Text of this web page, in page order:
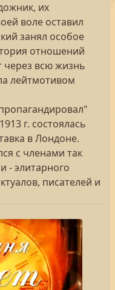
их
воле оставил
занял особое
отношений
через всю жизнь
лейтмотивом
г. состоялась
в Лондоне.
с членами так
- элитарного
писателей и